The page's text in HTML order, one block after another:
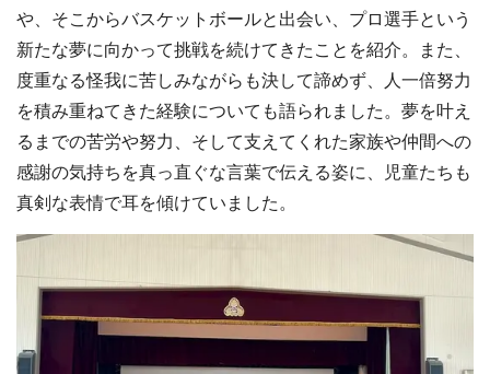
や、そこからバスケットボールと出会い、プロ選手という
新たな夢に向かって挑戦を続けてきたことを紹介。また、
度重なる怪我に苦しみながらも決して諦めず、人一倍努力
を積み重ねてきた経験についても語られました。夢を叶え
るまでの苦労や努力、そして支えてくれた家族や仲間への
感謝の気持ちを真っ直ぐな言葉で伝える姿に、児童たちも
真剣な表情で耳を傾けていました。